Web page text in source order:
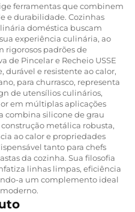
ferramentas que combinem
e durabilidade. Cozinhas
doméstica buscam
experiência culinária, ao
rigorosos padrões de
de Pincelar e Recheio USSE
durável e resistente ao calor,
para churrasco, representa
de utensílios culinários,
em múltiplas aplicações
combina silicone de grau
metálica robusta,
ao calor e propriedades
tanto para chefs
da cozinha. Sua filosofia
linhas limpas, eficiência
a um complemento ideal